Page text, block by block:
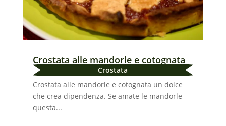
Crostata alle mandorle e cotognata
Crostata
Crostata alle mandorle e cotognata un dolce
che crea dipendenza. Se amate le mandorle
questa...